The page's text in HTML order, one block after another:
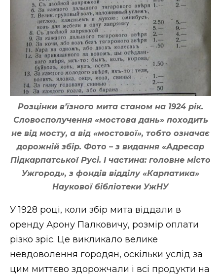
Розцінки в’їзного мита станом на 1924 рік.
Словосполучення «мостова дань» походить
не від мосту, а від «мостової», тобто означає
дорожній збір. Фото – з видання «Адресар
Підкарпатської Русі. І частина: головне місто
Ужгород», з фондів відділу «Карпатика»
Наукової бібліотеки УжНУ
У 1928 році, коли збір мита віддали в
оренду Арону Палковичу, розмір оплати
різко зріс. Це викликало велике
невдоволення городян, оскільки услід за
цим миттєво здорожчали і всі продукти на